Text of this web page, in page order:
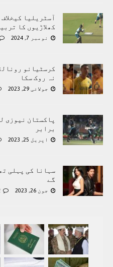
کھلاڑیوں کا
نومبر 7, 2024
کرسٹیانو
نہ روک سکا
جولائی 29, 2023
پاکستان نیوزی
برابر
اپریل 25, 2023
سہانا کی پہلی
گے
جون 26, 2023